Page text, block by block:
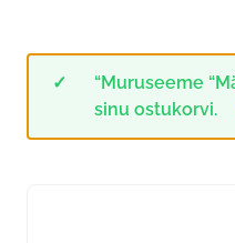
“Muruseeme
sinu ostukorvi.